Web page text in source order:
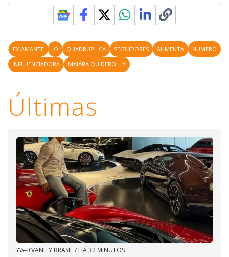
EX-AMANTE JÔ QUADRUPLICA SEGUIDORES AUMENTA
NÚMERO
INFLUENCIADORA
MAIÁRA QUIDEROLLY
Últimas
VANITY BRASIL/ HÁ 32 MINUTOS